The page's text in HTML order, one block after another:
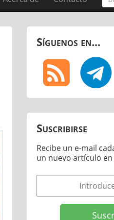
Síguenos en...
Suscribirse
Recibe un e-mail
un nuevo artículo en